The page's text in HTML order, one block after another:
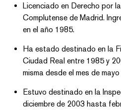
Licenciado en Derecho por
Complutense de Madrid.
en el año 1985.
Ha estado destinado en la
Ciudad Real entre 1985 y
misma desde el mes de
Estuvo destinado en la
diciembre de 2003 hasta